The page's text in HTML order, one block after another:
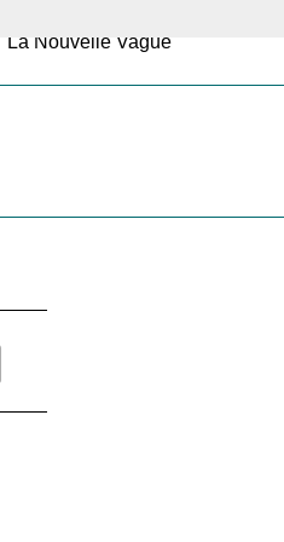
Nouvelle Vague"